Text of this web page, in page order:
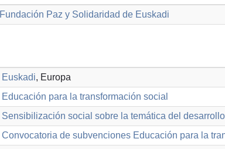
Fundación Paz y Solidaridad de Euskadi
Euskadi, Europa
Educación para la transformación social
Sensibilización social sobre la temática del desarrollo
Convocatoria de subvenciones Educación para la